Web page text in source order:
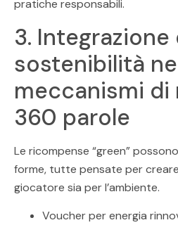
pratiche responsabili.
3. Integrazione
sostenibilità
meccanismi di
360 parole
Le ricompense “green”
forme, tutte pensate per
giocatore sia per l’ambiente.
Voucher per energia